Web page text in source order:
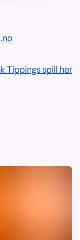
Tippings spill her